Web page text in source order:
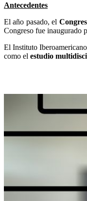
Antecedentes
El año pasado, el
Congreso fue inaugurado
El Instituto
como el estudio